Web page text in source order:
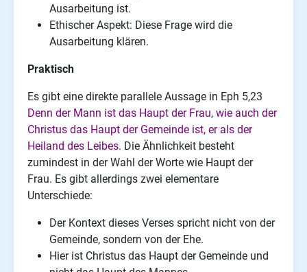
Ausarbeitung ist.
Ethischer Aspekt: Diese Frage wird die
Ausarbeitung klären.
Praktisch
Es gibt eine direkte parallele Aussage in Eph 5,23
Denn der Mann ist das Haupt der Frau, wie auch der
Christus das Haupt der Gemeinde ist, er als der
Heiland des Leibes. Die Ähnlichkeit besteht
zumindest in der Wahl der Worte wie Haupt der
Frau. Es gibt allerdings zwei elementare
Unterschiede:
Der Kontext dieses Verses spricht nicht von der
Gemeinde, sondern von der Ehe.
Hier ist Christus das Haupt der Gemeinde und